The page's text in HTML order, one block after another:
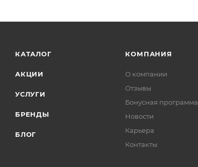
КАТАЛОГ
АКЦИИ
УСЛУГИ
БРЕНДЫ
БЛОГ
КОМПАНИЯ
О компании
Отзывы
Бонусная программа
Новости
Карьера
Контакты